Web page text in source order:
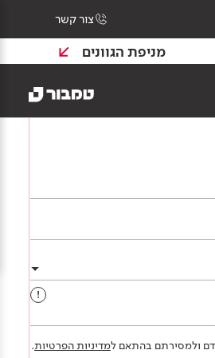
צור קשר
מניפת הגוונים
!
ולמסירתם בהתאם למדיניות הפרטיות.